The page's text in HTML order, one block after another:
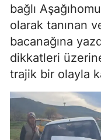
bağlı
olarak tanınan
bacanağına
dikkatleri
trajik bir olayla